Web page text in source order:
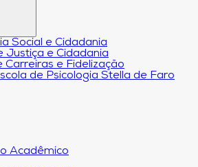
Social e Cidadania
Justiça e Cidadania
Carreiras e Fidelização
de Psicologia Stella de Faro
Acadêmico